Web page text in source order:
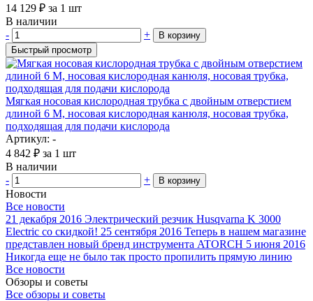
14 129 ₽ за 1 шт
В наличии
-
+
В корзину
Быстрый просмотр
Мягкая носовая кислородная трубка с двойным отверстием
длиной 6 М, носовая кислородная канюля, носовая трубка,
подходящая для подачи кислорода
Артикул: -
4 842 ₽ за 1 шт
В наличии
-
+ В корзину
Новости
Все новости
21 декабря 2016 Электрический резчик Husqvarna K 3000
Electric со скидкой! 25 сентября 2016 Теперь в нашем магазине
представлен новый бренд инструмента ATORCH 5 июня 2016
Никогда еще не было так просто пропилить прямую линию
Все новости
Обзоры и советы
Все обзоры и советы